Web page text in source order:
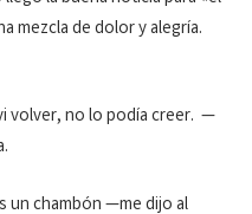
mezcla de dolor y alegría.
volver, no lo podía creer. —
chambón —me dijo al